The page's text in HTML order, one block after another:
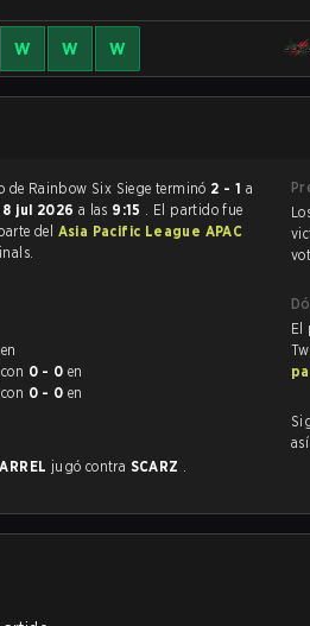
W W W
El partido de Rainbow Six Siege terminó 2 - 1
8 jul 2026 a las 9:15 . El partido fue
del Asia Pacific League APAC
en
con 0 - 0 en
con 0 - 0 en
jugó contra SCARZ .
Los
El